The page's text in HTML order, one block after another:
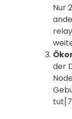
Nur
der